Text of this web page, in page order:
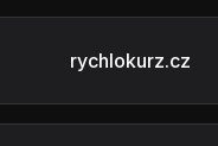
rychlokurz.cz